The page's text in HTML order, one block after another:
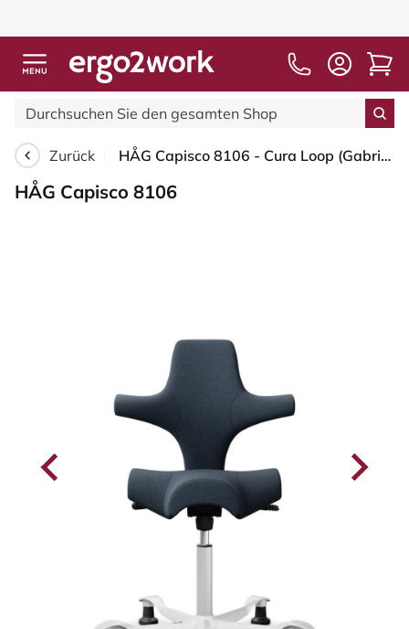
Zurück HÅG Capisco 8106 - Cura Loop (Gabriel) - Recyceltes Polyester - CLP66165 Blue - Weiß - 200 mm (Sitzhöhe 46-64cm) - Bodengleiter
HÅG Capisco 8106